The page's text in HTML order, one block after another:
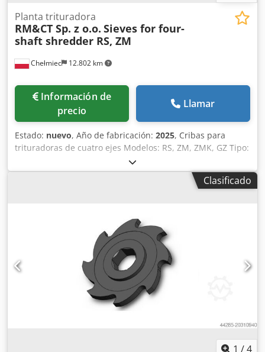
Chełmiec 12.802 km
Planta trituradora
RM&CT Sp. z o.o. Sieves for four-
shaft shredder RS, ZM
Información de
precio
Llamar
Estado: nuevo, Año de fabricación: 2025, Cribas para
trituradoras de cuatro ejes Modelos: RS, ZM, ZMK, GZ Tipo:
SB-450, SB-760, SB-960, SB-1030, SB-1230 Año: 2025 Pieza
nueva / operativa Somos fabricantes de cuchillas y
repuestos para trituradoras y equipos de reducción.Clasificado
1 /4